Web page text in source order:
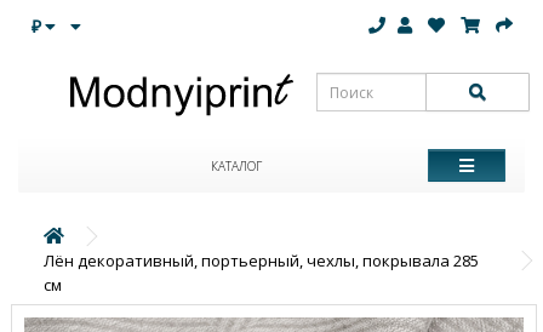
₽
КАТАЛОГ
Лён декоративный, портьерный, чехлы, покрывала 285
см